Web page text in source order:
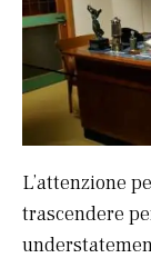
L’attenzione
trascendere